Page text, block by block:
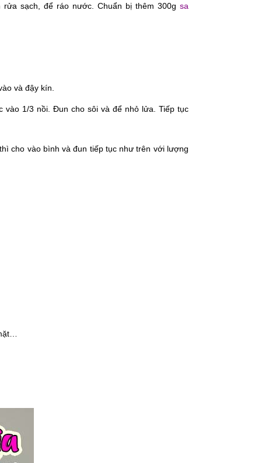
sạch, để ráo nước. Chuẩn bị thêm 300g sa
và đậy kín.
1/3 nồi. Đun cho sôi và để nhỏ lửa. Tiếp tục
cho vào bình và đun tiếp tục như trên với lượng